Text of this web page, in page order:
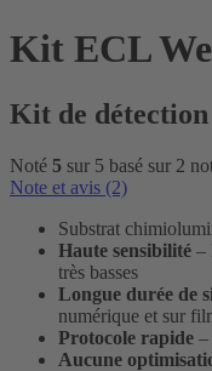
Kit ECL
Kit de
Noté 5 sur 5 basé sur 2
Note et avis (2)
Substrat
Haute sensibilité –
très basses
Longue durée de
numérique et sur
Protocole rapide –
Aucune